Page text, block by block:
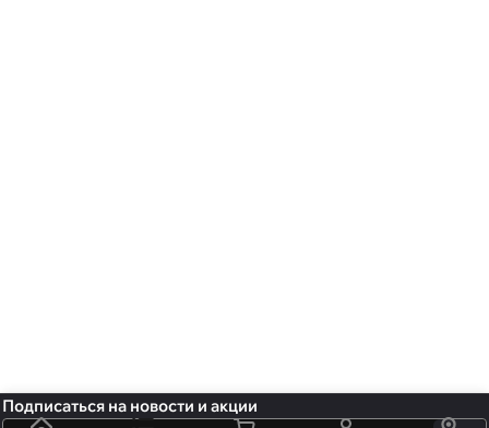
Подписаться на новости и акции